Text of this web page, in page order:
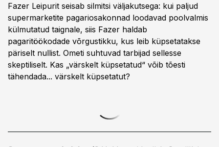
Fazer Leipurit seisab silmitsi väljakutsega: kui paljud
supermarketite pagariosakonnad loodavad poolvalmis
külmutatud taignale, siis Fazer haldab
pagaritöökodade võrgustikku, kus leib küpsetatakse
päriselt nullist. Ometi suhtuvad tarbijad sellesse
skeptiliselt. Kas „värskelt küpsetatud“ võib tõesti
tähendada... värskelt küpsetatut?